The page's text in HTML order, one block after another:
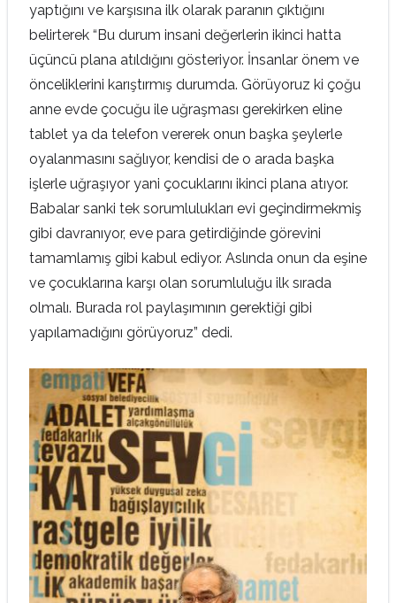
yaptığını ve karşısına ilk olarak paranın çıktığını
belirterek “Bu durum insani değerlerin ikinci hatta
üçüncü plana atıldığını gösteriyor. İnsanlar önem ve
önceliklerini karıştırmış durumda. Görüyoruz ki çoğu
anne evde çocuğu ile uğraşması gerekirken eline
tablet ya da telefon vererek onun başka şeylerle
oyalanmasını sağlıyor, kendisi de o arada başka
işlerle uğraşıyor yani çocuklarını ikinci plana atıyor.
Babalar sanki tek sorumlulukları evi geçindirmekmiş
gibi davranıyor, eve para getirdiğinde görevini
tamamlamış gibi kabul ediyor. Aslında onun da eşine
ve çocuklarına karşı olan sorumluluğu ilk sırada
olmalı. Burada rol paylaşımının gerektiği gibi
yapılamadığını görüyoruz” dedi.